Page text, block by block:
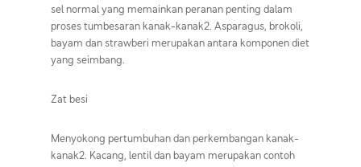
sel normal yang memainkan peranan penting dalam
proses tumbesaran kanak-kanak2. Asparagus, brokoli,
bayam dan strawberi merupakan antara komponen diet
yang seimbang.
Zat besi
Menyokong pertumbuhan dan perkembangan kanak-
kanak2. Kacang, lentil dan bayam merupakan contoh